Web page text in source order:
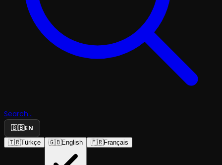
Search...
🇬🇧EN
🇹🇷Türkçe 🇬🇧English 🇫🇷Français